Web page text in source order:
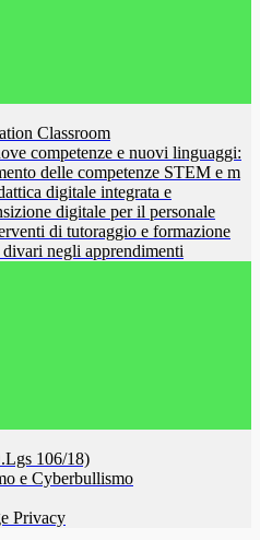
Classroom
competenze e nuovi linguaggi:
delle competenze STEM e m
digitale integrata e
digitale per il personale
di tutoraggio e formazione
negli apprendimenti
106/18)
e Cyberbullismo
Privacy